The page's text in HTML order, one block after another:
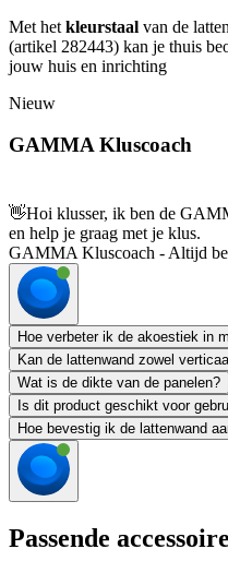
Met het kleurstaal van de
(artikel 282443) kan je thuis
jouw huis en inrichting
Nieuw
GAMMA Kluscoach
👋Hoi klusser, ik ben de
en help je graag met je klus.
GAMMA Kluscoach - Altijd
Hoe verbeter ik de akoestiek in
Kan de lattenwand zowel
Wat is de dikte van de panelen?
Is dit product geschikt voor
Hoe bevestig ik de lattenwand
Passende